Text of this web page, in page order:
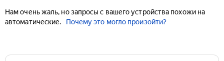
Нам очень жаль, но запросы с вашего устройства похожи на
автоматические.
Почему это могло произойти?